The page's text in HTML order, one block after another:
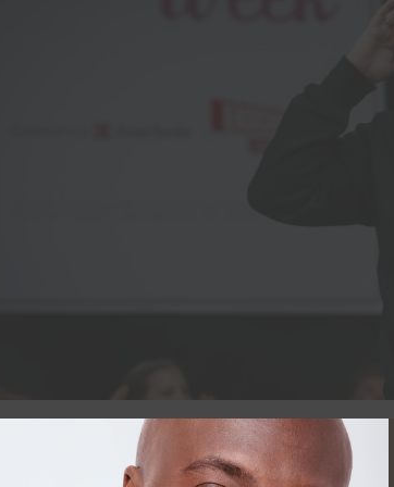
Brainpower is weer volop te horen op
Soul. Maar deze track krijgt een hele